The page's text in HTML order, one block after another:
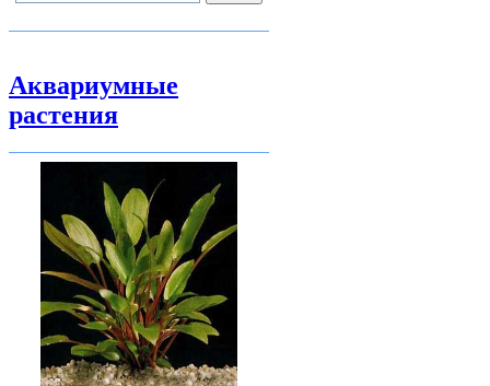
Аквариумные
растения